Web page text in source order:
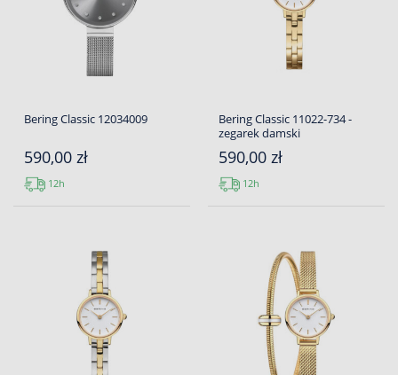
Bering Classic 12034009
590,00 zł
12h
Bering Classic 11022-734 -
zegarek damski
590,00 zł
12h